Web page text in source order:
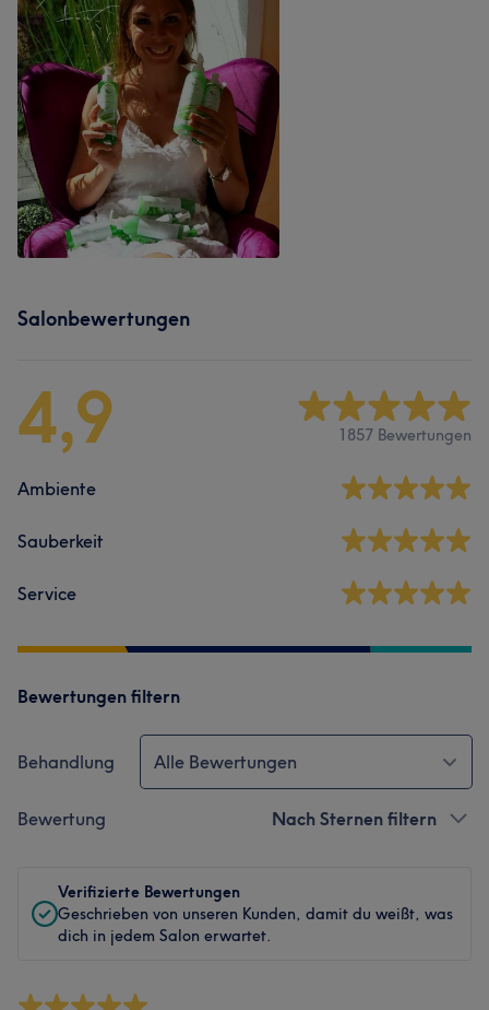
Salonbewertungen
4,9 1857 Bewertungen
Ambiente
Sauberkeit
Service
Bewertungen filtern
Behandlung Alle Bewertungen
Bewertung Nach Sternen filtern
Verifizierte Bewertungen
Geschrieben von unseren Kunden, damit du weißt, was
dich in jedem Salon erwartet.